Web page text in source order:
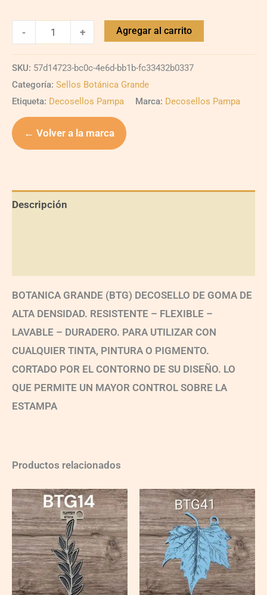
- + Agregar al carrito
SKU: 57d14723-bc0c-4e6d-bb1b-fc33432b0337
Categoría: Sellos Botánica Grande
Etiqueta: Decosellos Pampa Marca: Decosellos Pampa
← Volver a la marca
Descripción
BOTANICA GRANDE (BTG) DECOSELLO DE GOMA DE
ALTA DENSIDAD. RESISTENTE – FLEXIBLE –
LAVABLE – DURADERO. PARA UTILIZAR CON
CUALQUIER TINTA, PINTURA O PIGMENTO.
CORTADO POR EL CONTORNO DE SU DISEÑO. LO
QUE PERMITE UN MAYOR CONTROL SOBRE LA
ESTAMPA
Productos relacionados
BTG14
quantity
BTG41
quantity